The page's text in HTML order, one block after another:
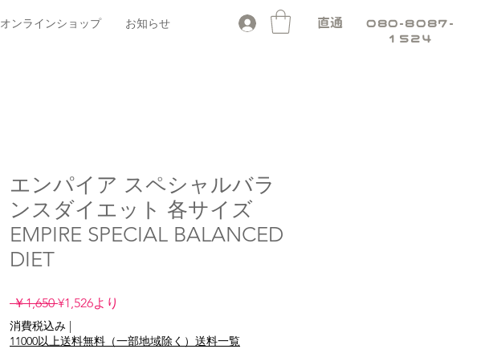
オンラインショップ お知らせ 直通
080-8087-
1524
エンパイア スペシャルバラ
ンスダイエット 各サイズ
EMPIRE SPECIAL BALANCED
DIET
￥1,650 通
常
価
¥1,526より
ル
消費税込み |
11000以上送料無料（一部地域除く）送料一覧